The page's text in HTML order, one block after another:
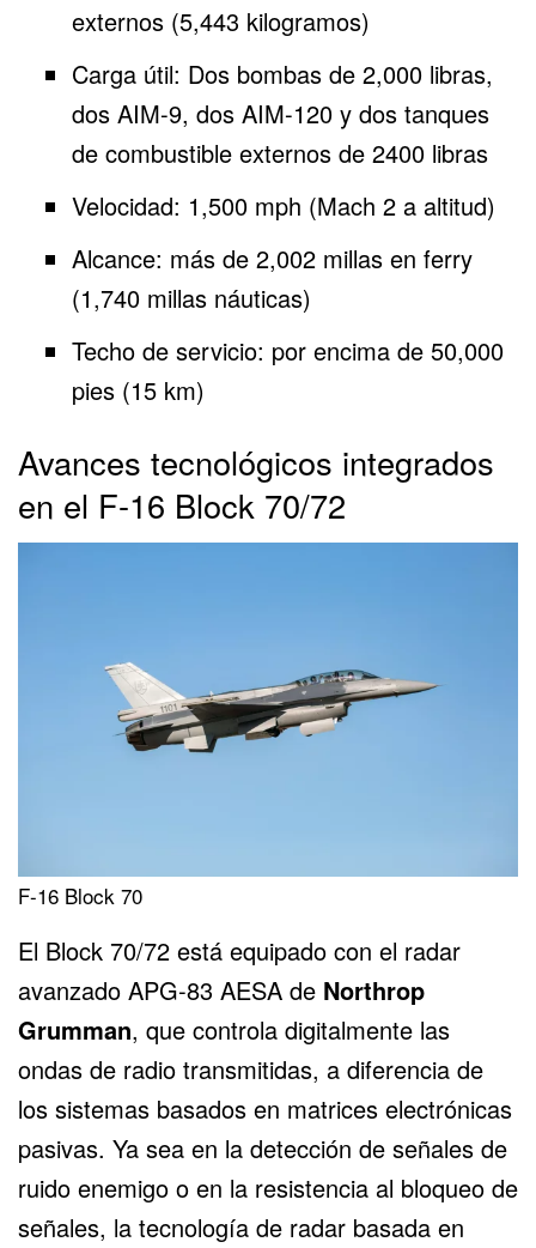
externos (5,443 kilogramos)
Carga útil: Dos bombas de 2,000 libras,
dos AIM-9, dos AIM-120 y dos tanques
de combustible externos de 2400 libras
Velocidad: 1,500 mph (Mach 2 a altitud)
Alcance: más de 2,002 millas en ferry
(1,740 millas náuticas)
Techo de servicio: por encima de 50,000
pies (15 km)
Avances tecnológicos integrados
en el F-16 Block 70/72
F-16 Block 70
El Block 70/72 está equipado con el radar
avanzado APG-83 AESA de Northrop
Grumman, que controla digitalmente las
ondas de radio transmitidas, a diferencia de
los sistemas basados en matrices electrónicas
pasivas. Ya sea en la detección de señales de
ruido enemigo o en la resistencia al bloqueo de
señales, la tecnología de radar basada en